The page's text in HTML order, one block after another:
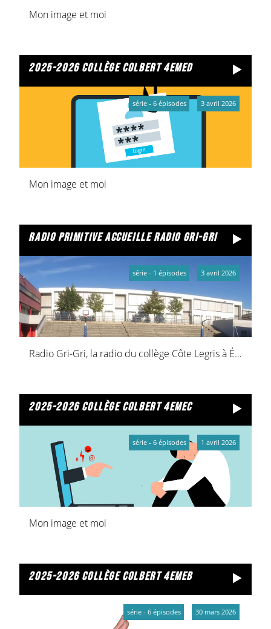
Mon image et moi
2025-2026 collège colbert 4emed
Mon image et moi
série - 6 épisodes 3 avril 2026
radio primitive accueille radio gri-gri
Radio Gri-Gri, la radio du collège Côte Legris à Épernay, nous a fait le plaisir d’animer une partie de l’émission Big Bang. Pour réécouter l’émission et découvrir les talentueuses animatrices et animateurs, c’est ici.
série - 1 épisodes 3 avril 2026
2025-2026 collège colbert 4emec
Mon image et moi
série - 6 épisodes 1 avril 2026
2025-2026 collège colbert 4emeb
série - 6 épisodes 30 mars 2026